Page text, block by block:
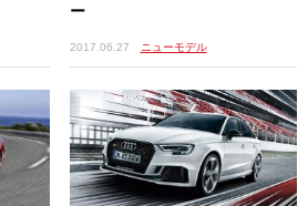
ー
2017.06.27 ニューモデル